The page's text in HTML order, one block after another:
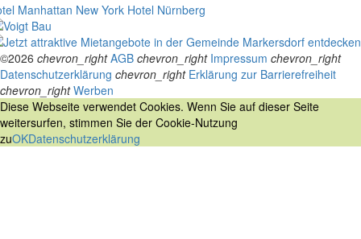
Manhattan New York Hotel Nürnberg
©2026 chevron_right AGB chevron_right Impressum chevron_right
Datenschutzerklärung chevron_right Erklärung zur Barrierefreiheit
chevron_right Werben
Diese Webseite verwendet Cookies. Wenn Sie auf dieser Seite
weitersurfen, stimmen Sie der Cookie-Nutzung
zuOKDatenschutzerklärung